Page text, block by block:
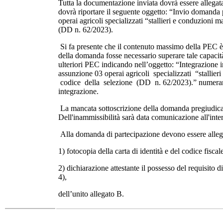
Tutta la documentazione inviata dovrà essere
dovrà riportare il seguente oggetto: “Invio
operai agricoli specializzati “stallieri e conduzioni
(DD n. 62/2023).
Si fa presente che il contenuto massimo della
della domanda fosse necessario superare tale
ulteriori PEC indicando nell’oggetto: “Integrazione
assunzione 03 operai agricoli specializzati
codice della selezione (DD n. 62/2023).”
integrazione.
La mancata sottoscrizione della domanda
Dell'inammissibilità sarà data comunicazione
Alla domanda di partecipazione devono essere
1) fotocopia della carta di identità e del codice
2) dichiarazione attestante il possesso del requisito
4),
dell’unito allegato B.